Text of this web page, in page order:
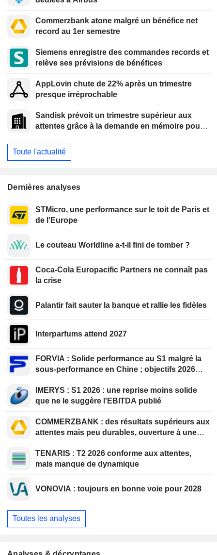
Commerzbank atone malgré un bénéfice net
record au 1er semestre
Siemens enregistre des commandes records et
relève ses prévisions de bénéfices
AppLovin chute de 22% après un trimestre
presque irréprochable
Sandisk prévoit un trimestre supérieur aux
attentes grâce à la demande en mémoire pour
Toute l'actualité
Dernières analyses
STMicro, une performance sur le toit de Paris et
de l'Europe
Le couteau Worldline a-t-il fini de tomber ?
Coca-Cola Europacific Partners ne connaît pas
la crise
Palantir fait sauter la banque et rallie les fidèles
Interparfums attend 2027
FORVIA : Solide performance au S1 malgré la
sous-performance en Chine ; objectifs 2026
IMERYS : S1 2026 : une reprise moins solide
que ne le suggère l'EBITDA publié
COMMERZBANK : des résultats supérieurs aux
attentes mais peu durables, ouverture à une
TENARIS : T2 2026 conforme aux attentes,
mais manque de dynamique
VONOVIA : toujours en bonne voie pour 2028
Toutes les analyses